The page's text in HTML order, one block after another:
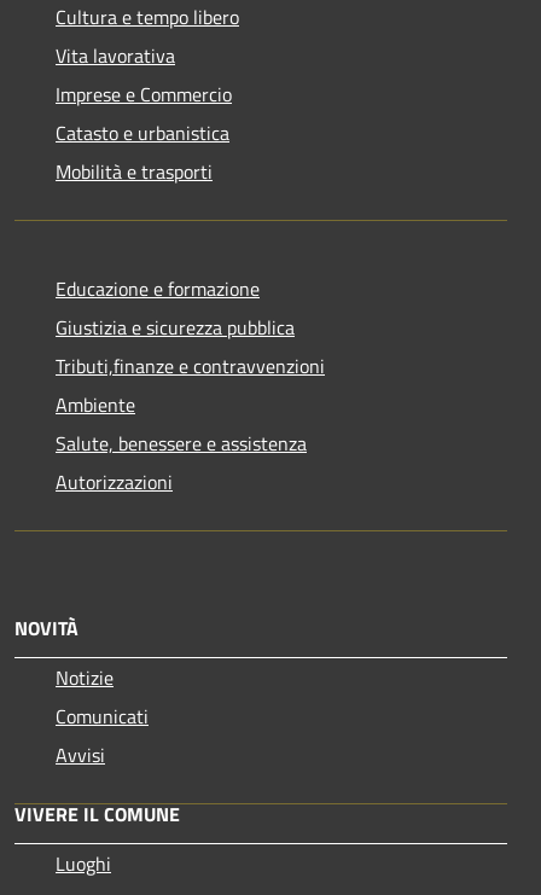
Cultura e tempo libero
Vita lavorativa
Imprese e Commercio
Catasto e urbanistica
Mobilità e trasporti
Educazione e formazione
Giustizia e sicurezza pubblica
Tributi,finanze e contravvenzioni
Ambiente
Salute, benessere e assistenza
Autorizzazioni
NOVITÀ
Notizie
Comunicati
Avvisi
VIVERE IL COMUNE
Luoghi